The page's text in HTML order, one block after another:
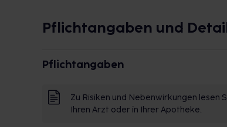
Pflichtangaben und
Pflichtangaben
Zu Risiken und Nebenwirkungen lesen
Ihren Arzt oder in Ihrer Apotheke.